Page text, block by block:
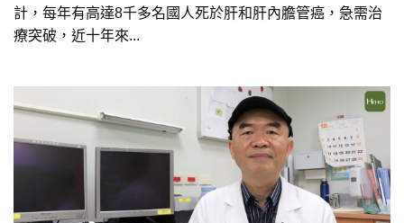
計，每年有高達8千多名國人死於肝和肝內膽管癌，急需治
療突破，近十年來...